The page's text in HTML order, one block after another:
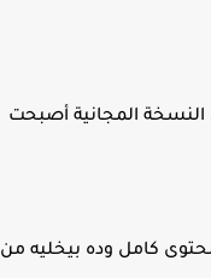
النسخة المجانية أصبحت
كامل وده بيخليه من